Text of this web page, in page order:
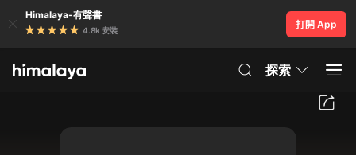
Himalaya-有聲書
4.8k 安裝
打開 App
探索